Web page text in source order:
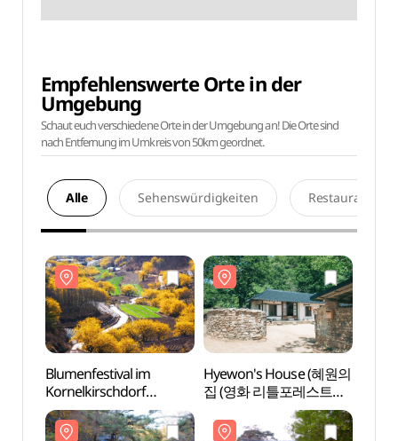
Empfehlenswerte Orte in der
Umgebung
Schaut euch verschiedene Orte in der Umgebung an! Die Orte sind
nach Entfernung im Umkreis von 50km geordnet.
Alle Sehenswürdigkeiten Restaurants
Blumenfestival im
Kornelkirschdorf
(산수유마을꽃맞이행사)
Hyewon's House (혜원의
집 (영화 리틀포레스트